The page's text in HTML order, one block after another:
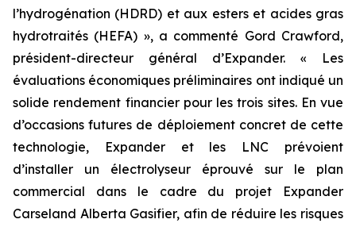
l’hydrogénation (HDRD) et aux esters et acides gras
hydrotraités (HEFA) », a commenté Gord Crawford,
président-directeur général d’Expander. « Les
évaluations économiques préliminaires ont indiqué un
solide rendement financier pour les trois sites. En vue
d’occasions futures de déploiement concret de cette
technologie, Expander et les LNC prévoient
d’installer un électrolyseur éprouvé sur le plan
commercial dans le cadre du projet Expander
Carseland Alberta Gasifier, afin de réduire les risques